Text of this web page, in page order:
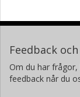
Feedback
Om du har
feedback når du